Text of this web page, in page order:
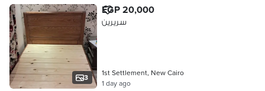
3
EGP 20,000
سريرين
1st Settlement, New Cairo
1 day ago